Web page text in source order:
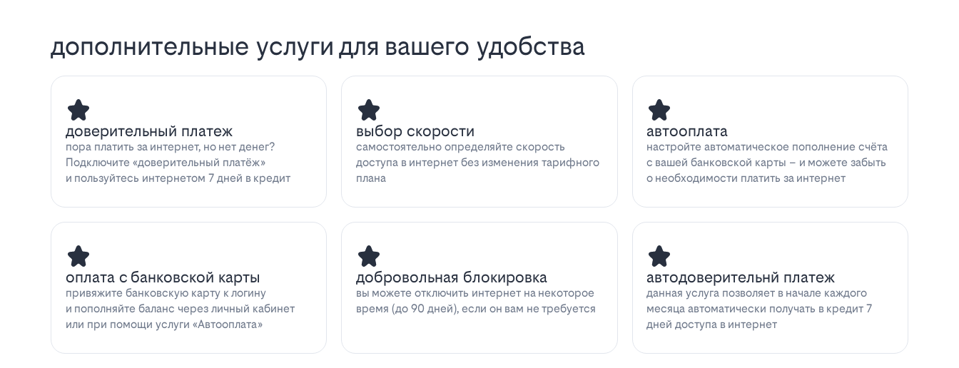
дополнительные услуги для вашего удобства
доверительный платеж
пора платить за интернет, но нет денег?
Подключите «доверительный платёж»
и пользуйтесь интернетом 7 дней в кредит
выбор скорости
самостоятельно определяйте скорость
доступа в интернет без изменения тарифного
плана
автооплата
настройте автоматическое пополнение счёта
с вашей банковской карты – и можете забыть
о необходимости платить за интернет
оплата с банковской карты
привяжите банковскую карту к логину
и пополняйте баланс через личный кабинет
или при помощи услуги «Автооплата»
добровольная блокировка
вы можете отключить интернет на некоторое
время (до 90 дней), если он вам не требуется
автодоверительнй платеж
данная услуга позволяет в начале каждого
месяца автоматически получать в кредит 7
дней доступа в интернет